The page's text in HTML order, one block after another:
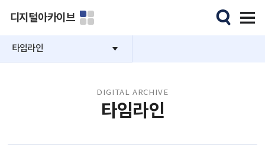
디지털아카이브
타임라인
DIGITAL ARCHIVE
타임라인